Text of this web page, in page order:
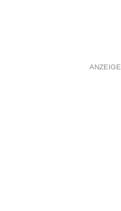
ANZEIGE